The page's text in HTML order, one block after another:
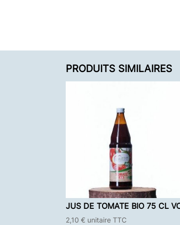
PRODUITS SIMILAIRES
JUS DE TOMATE BIO 75 CL
2,10€ unitaire TTC